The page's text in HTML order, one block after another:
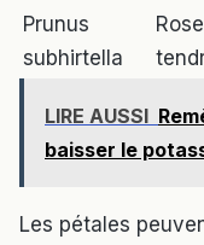
Prunus
subhirtella
Rose
LIRE AUSSI
baisser le
Les pétales